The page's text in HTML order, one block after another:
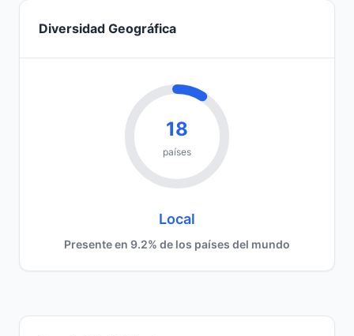
Diversidad Geográfica
18
países
Local
Presente en 9.2% de los países del mundo